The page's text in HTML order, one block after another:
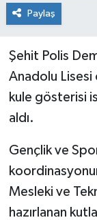
Paylaş
Şehit Polis
Anadolu
kule gösterisi
aldı.
Gençlik ve
Mesleki ve
hazırlanan
Okul